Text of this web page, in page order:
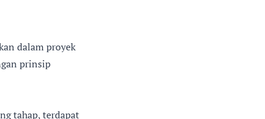
dalam proyek
prinsip
tahap, terdapat